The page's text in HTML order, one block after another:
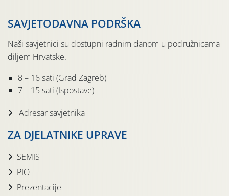
SAVJETODAVNA PODRŠKA
Naši savjetnici su dostupni radnim danom u podružnicama
diljem Hrvatske.
8 – 16 sati (Grad Zagreb)
7 – 15 sati (Ispostave)
Adresar savjetnika
ZA DJELATNIKE UPRAVE
SEMIS
PIO
Prezentacije